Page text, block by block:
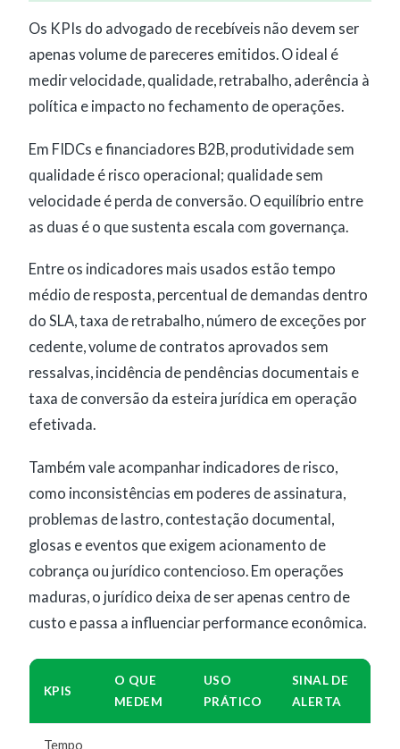
Os KPIs do advogado de recebíveis não devem ser
apenas volume de pareceres emitidos. O ideal é
medir velocidade, qualidade, retrabalho, aderência à
política e impacto no fechamento de operações.
Em FIDCs e financiadores B2B, produtividade sem
qualidade é risco operacional; qualidade sem
velocidade é perda de conversão. O equilíbrio entre
as duas é o que sustenta escala com governança.
Entre os indicadores mais usados estão tempo
médio de resposta, percentual de demandas dentro
do SLA, taxa de retrabalho, número de exceções por
cedente, volume de contratos aprovados sem
ressalvas, incidência de pendências documentais e
taxa de conversão da esteira jurídica em operação
efetivada.
Também vale acompanhar indicadores de risco,
como inconsistências em poderes de assinatura,
problemas de lastro, contestação documental,
glosas e eventos que exigem acionamento de
cobrança ou jurídico contencioso. Em operações
maduras, o jurídico deixa de ser apenas centro de
custo e passa a influenciar performance econômica.
KPIS
O QUE
MEDEM
USO
PRÁTICO
SINAL DE
ALERTA
Tempo